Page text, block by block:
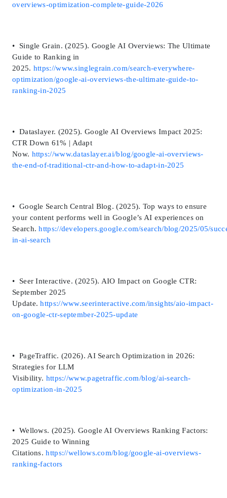
overviews-optimization-complete-guide-2026
• Single Grain. (2025). Google AI Overviews: The Ultimate
Guide to Ranking in
2025. https://www.singlegrain.com/search-everywhere-
optimization/google-ai-overviews-the-ultimate-guide-to-
ranking-in-2025
• Dataslayer. (2025). Google AI Overviews Impact 2025:
CTR Down 61% | Adapt
Now. https://www.dataslayer.ai/blog/google-ai-overviews-
the-end-of-traditional-ctr-and-how-to-adapt-in-2025
• Google Search Central Blog. (2025). Top ways to ensure
your content performs well in Google’s AI experiences on
Search.https://developers.google.com/search/blog/2025/05/
in-ai-search
• Seer Interactive. (2025). AIO Impact on Google CTR:
September 2025
Update.https://www.seerinteractive.com/insights/aio-impact-
on-google-ctr-september-2025-update
• PageTraffic. (2026). AI Search Optimization in 2026:
Strategies for LLM
Visibility. https://www.pagetraffic.com/blog/ai-search-
optimization-in-2025
• Wellows. (2025). Google AI Overviews Ranking Factors:
2025 Guide to Winning
Citations.https://wellows.com/blog/google-ai-overviews-
ranking-factors